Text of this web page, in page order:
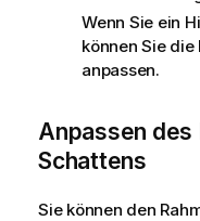
Wenn Sie ein
können Sie
anpassen.
Anpassen des
Schattens
Sie können den